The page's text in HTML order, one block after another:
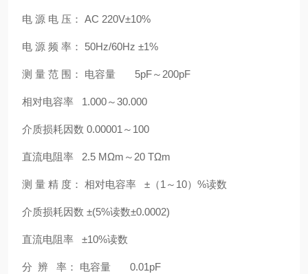
电 源 电 压： AC 220V±10%
电 源 频 率： 50Hz/60Hz ±1%
测 量 范 围： 电容量 5pF～200pF
相对电容率 1.000～30.000
介质损耗因数 0.00001～100
直流电阻率 2.5 MΩm～20 TΩm
测 量 精 度： 相对电容率 ±（1～10）%读数
介质损耗因数 ±(5%读数±0.0002)
直流电阻率 ±10%读数
分 辨 率： 电容量 0.01pF